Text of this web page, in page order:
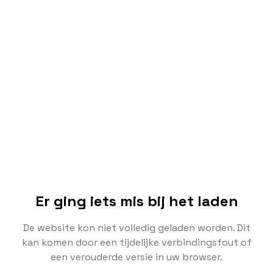
Er ging iets mis bij het laden
De website kon niet volledig geladen worden. Dit
kan komen door een tijdelijke verbindingsfout of
een verouderde versie in uw browser.